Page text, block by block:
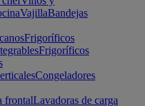
VajillaBandejas
Frigoríficos
Frigoríficos
Congeladores
frontalLavadoras de carga